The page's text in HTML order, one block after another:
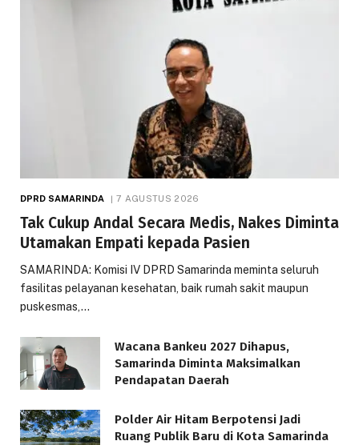
DPRD SAMARINDA 7 AGUSTUS 2026
Tak Cukup Andal Secara Medis, Nakes Diminta
Utamakan Empati kepada Pasien
SAMARINDA: Komisi IV DPRD Samarinda meminta seluruh
fasilitas pelayanan kesehatan, baik rumah sakit maupun
puskesmas,…
Wacana Bankeu 2027 Dihapus,
Samarinda Diminta Maksimalkan
Pendapatan Daerah
Polder Air Hitam Berpotensi Jadi
Ruang Publik Baru di Kota Samarinda